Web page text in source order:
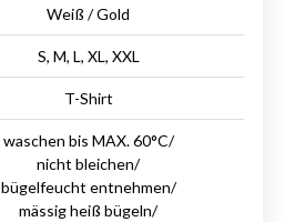
Weiß / Gold
S, M, L, XL, XXL
T-Shirt
waschen bis MAX. 60°C/
nicht bleichen/
bügelfeucht entnehmen/
mässig heiß bügeln/